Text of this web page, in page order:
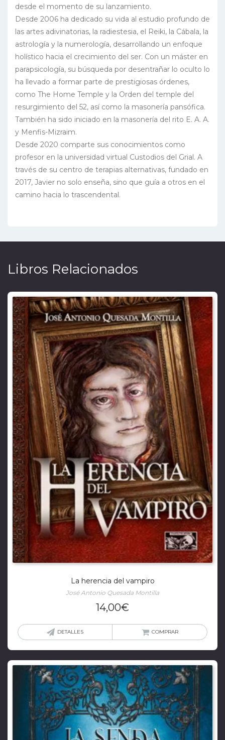
desde el momento de su lanzamiento.
Desde 2006 ha dedicado su vida al estudio profundo de
las artes adivinatorias, la radiestesia, el Reiki, la Cábala, la
astrología y la numerología, desarrollando un enfoque
holístico hacia el crecimiento del ser. Con un máster en
parapsicología, su búsqueda por desentrañar lo oculto lo
ha llevado a formar parte de prestigiosas órdenes,
como The Home Temple y la Orden del temple del
resurgimiento del 52, así como la masonería pansófica.
También ha sido iniciado en la masonería del rito E. A. A.
y Menfis-Mizraim.
Desde 2020 comparte sus conocimientos como
profesor en la universidad virtual Custodios del Grial. A
través de su centro de terapias alternativas, fundado en
2017, Javier no solo enseña, sino que guía a otros en el
camino hacia lo trascendental.
Libros Relacionados
La herencia del vampiro
José Antonio Quesada Montilla
14,00€
DETALLES COMPRAR